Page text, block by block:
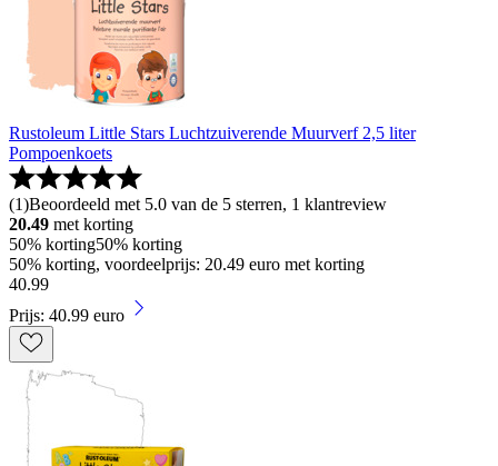
Rustoleum Little Stars Luchtzuiverende Muurverf 2,5 liter
Pompoenkoets
(1)Beoordeeld met 5.0 van de 5 sterren, 1 klantreview
20.49 met korting
50% korting50% korting
50% korting, voordeelprijs: 20.49 euro met korting
40.99
Prijs: 40.99 euro